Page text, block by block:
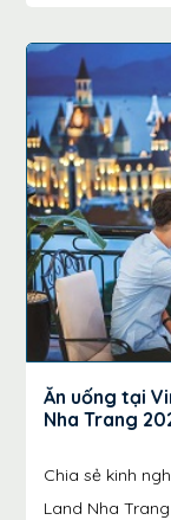
Ăn uống tại
Nha Trang
Chia sẻ kinh
Land Nha